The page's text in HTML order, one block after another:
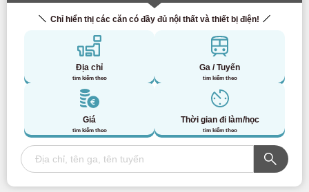
Chỉ hiển thị các căn có đầy đủ nội thất và thiết bị điện!
Địa chỉ
tìm kiếm theo
Ga / Tuyến
tìm kiếm theo
Giá
tìm kiếm theo
Thời gian đi làm/học
tìm kiếm theo